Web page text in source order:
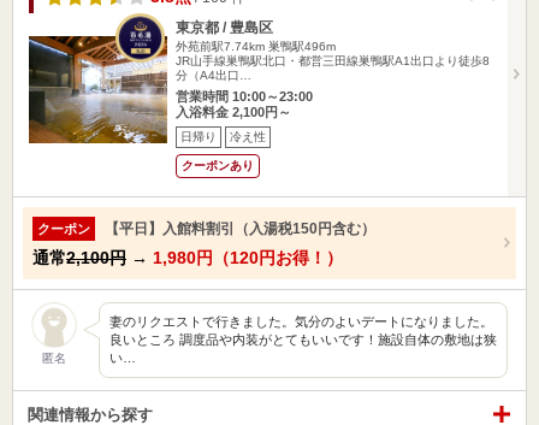
東京都 / 豊島区
外苑前駅7.74km 巣鴨駅496m
JR山手線巣鴨駅北口・都営三田線巣鴨駅A1出口より徒歩8
分（A4出口…
営業時間 10:00～23:00
入浴料金 2,100円～
日帰り 冷え性
クーポンあり
クーポン 【平日】入館料割引（入湯税150円含む）
通常2,100円 → 1,980円（120円お得！）
匿名
妻のリクエストで行きました。気分のよいデートになりました。
良いところ 調度品や内装がとてもいいです！施設自体の敷地は狭
い…
関連情報から探す